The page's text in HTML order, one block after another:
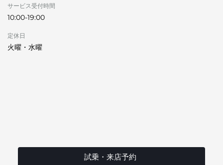
サービス受付時間
10:00-19:00
定休日
火曜・水曜
試乗・来店予約